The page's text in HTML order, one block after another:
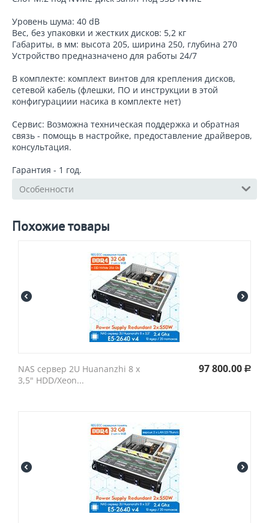
Уровень шума: 40 dB
Вес, без упаковки и жестких дисков: 5,2 кг
Габариты, в мм: высота 205, ширина 250, глубина 270
Устройство предназначено для работы 24/7
В комплекте: комплект винтов для крепления дисков,
сетевой кабель (флешки, ПО и инструкции в этой
конфигурациии насика в комплекте нет)
Сервис: Возможна техническая поддержка и обратная
связь - помощь в настройке, предоставление драйверов,
консультация.
Гарантия - 1 год.
Особенности
Похожие товары
NAS сервер 2U Huananzhi 8 х
3,5" HDD/Xeon...
97 800.00 Р